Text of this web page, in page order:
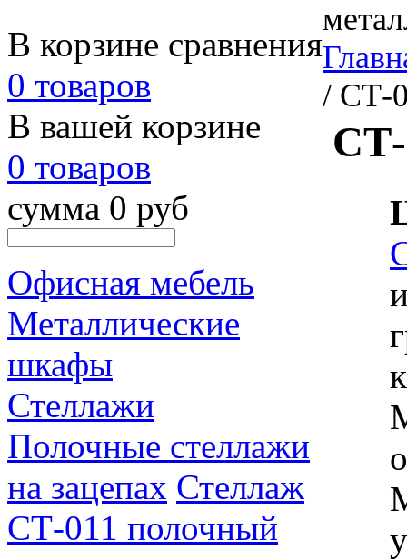
В корзине сравнения
0 товаров
В вашей корзине
0 товаров
сумма 0 руб
Офисная мебель
Металлические
шкафы
Стеллажи
Полочные стеллажи
на зацепах Стеллаж
СТ-011 полочный
/ СТ-
СТ-